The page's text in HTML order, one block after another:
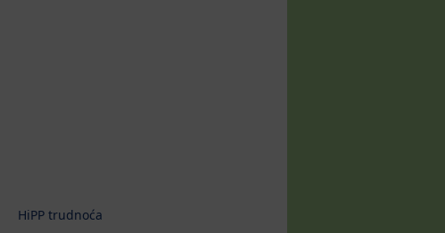
HiPP trudnoća